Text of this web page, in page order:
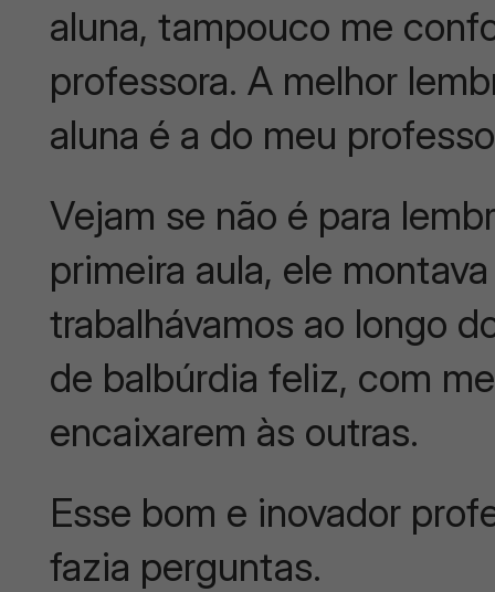
aluna, tampouco me
professora. A melhor
aluna é a do meu
Vejam se não é para
primeira aula, ele
trabalhávamos ao longo
de balbúrdia feliz, com
encaixarem às outras.
Esse bom e inovador
fazia perguntas.